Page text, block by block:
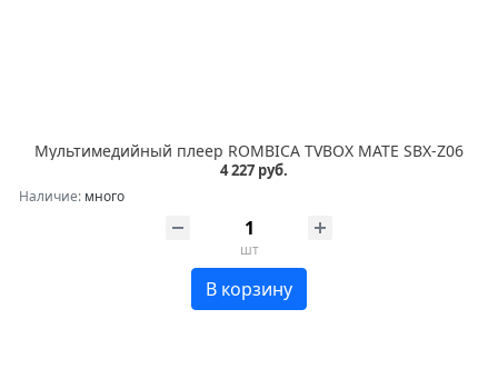
Мультимедийный плеер ROMBICA TVBOX MATE SBX-Z06
4 227 руб.
Наличие: много
шт
В корзину